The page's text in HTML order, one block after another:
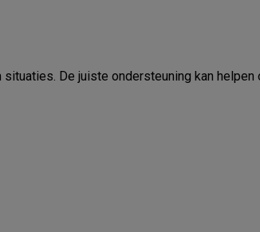
De juiste ondersteuning kan